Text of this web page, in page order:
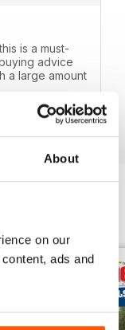
About
on our
ads and
is a must-
advice
a large amount
14 aprile 2020